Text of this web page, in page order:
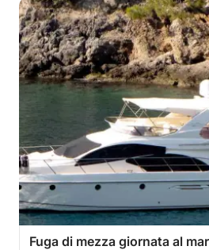
Fuga di mezza giornata al